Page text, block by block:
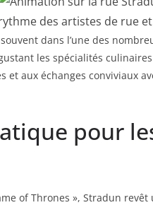
des artistes de rue
dans l’une des
les spécialités
aux échanges conviviaux
pour
of Thrones », Stradun